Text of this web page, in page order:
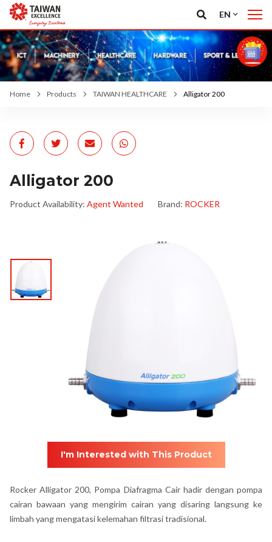
EN
Home Products TAIWAN HEALTHCARE Alligator 200
Alligator 200
Product Availability: Agent Wanted Brand: ROCKER
I'm Interested with This Product
Rocker Alligator 200, Pompa Diafragma Cair hadir dengan pompa
cairan bawaan yang mengirim cairan yang disaring langsung ke
limbah yang mengatasi kelemahan filtrasi tradisional.